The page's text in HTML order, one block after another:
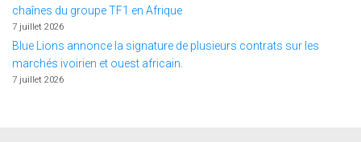
chaînes du groupe TF1 en Afrique
7 juillet 2026
Blue Lions annonce la signature de plusieurs contrats sur les
marchés ivoirien et ouest africain.
7 juillet 2026